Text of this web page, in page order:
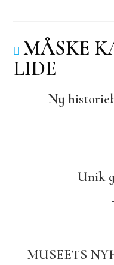
MÅSKE
LIDE
Ny
Unik
MUSEETS